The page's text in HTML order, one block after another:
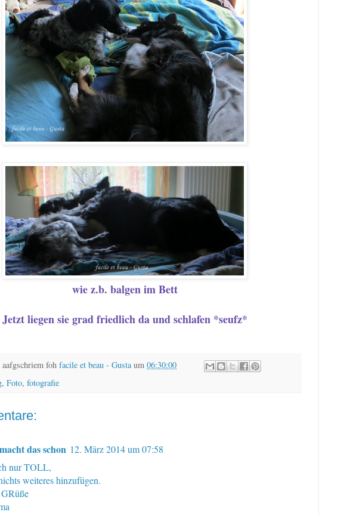
wie z.b. balgen im Bett
Jetzt liegen sie grad friedlich da und schlafen *seufz*
aafgschriem foh facile et beau - Gusta um 06:30:00
, Foto, fotografie
das schon 12. März 2014 um 07:58
nur TOLL,
weiteres hinzufügen.